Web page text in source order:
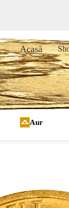
Acasă
Aur